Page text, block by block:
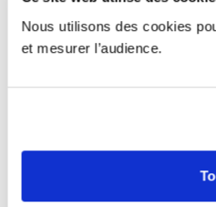
Nous utilisons des cookies
et mesurer l’audience.
aident à sécuriser la mise
Box.
Planifier un